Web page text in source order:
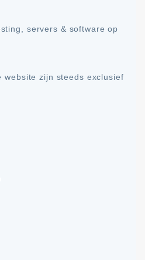
servers & software op
website zijn steeds exclusief